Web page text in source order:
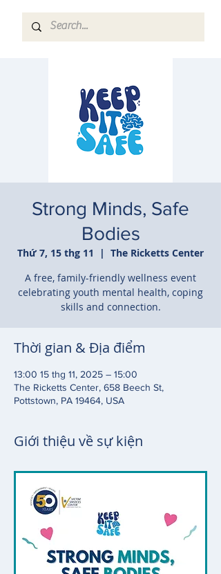
Strong Minds, Safe
Bodies
Thứ 7, 15 thg 11
  |
The Ricketts Center
A free, family-friendly wellness event
celebrating youth mental health, coping
skills and connection.
Thời gian & Địa điểm
13:00 15 thg 11, 2025 – 15:00
The Ricketts Center, 658 Beech St,
Pottstown, PA 19464, USA
Giới thiệu về sự kiện